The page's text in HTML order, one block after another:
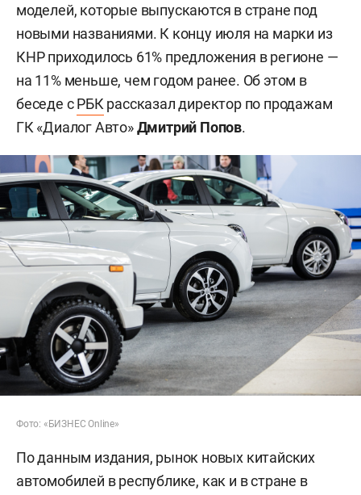
моделей, которые выпускаются в стране под
новыми названиями. К концу июля на марки из
КНР приходилось 61% предложения в регионе —
на 11% меньше, чем годом ранее. Об этом в
беседе сРБК рассказал директор по продажам
ГК «Диалог Авто»Дмитрий Попов.
Фото: «БИЗНЕС Online»
По данным издания, рынок новых китайских
автомобилей в республике, как и в стране в